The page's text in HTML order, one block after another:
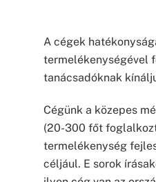
A cégek
termelékenységével
tanácsadóknak
Cégünk a közepes
(20-300 főt
termelékenység
céljául. E sorok